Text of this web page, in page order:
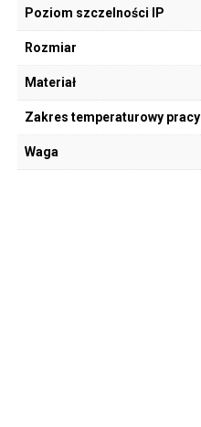
Poziom szczelności IP
Rozmiar
Materiał
Zakres temperaturowy pracy
Waga